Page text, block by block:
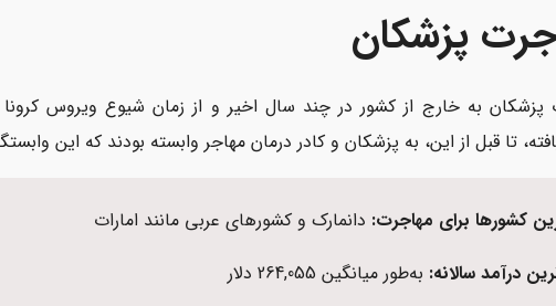
پزشکان
تا قبل‌ از این، به پزشکان و کادر درمان مهاجر وابسته بودند که این
کشورها برای مهاجرت: دانمارک و کشورهای عربی مانند امارات
درآمد سالانه: به‌طور میانگین 264,055 دلار